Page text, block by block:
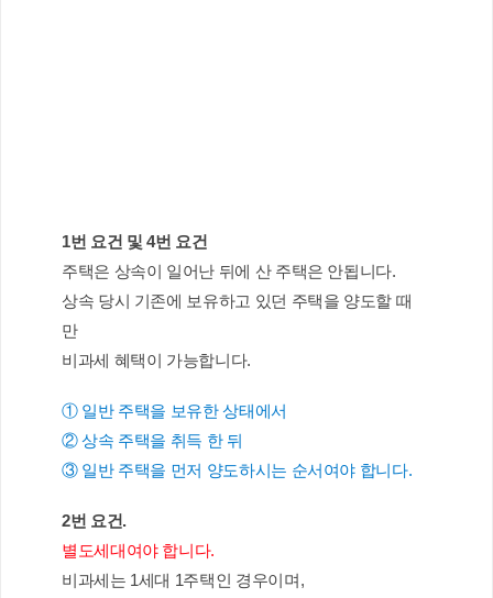
1번 요건 및 4번 요건
주택은 상속이 일어난 뒤에 산 주택은 안됩니다.
상속 당시 기존에 보유하고 있던 주택을 양도할 때
만
비과세 혜택이 가능합니다.
① 일반 주택을 보유한 상태에서
② 상속 주택을 취득 한 뒤
③ 일반 주택을 먼저 양도하시는 순서여야 합니다.
2번 요건.
별도세대여야 합니다.
비과세는 1세대 1주택인 경우이며,